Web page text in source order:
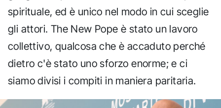
spirituale, ed è unico nel modo in cui sceglie
gli attori. The New Pope è stato un lavoro
collettivo, qualcosa che è accaduto perché
dietro c'è stato uno sforzo enorme; e ci
siamo divisi i compiti in maniera paritaria.